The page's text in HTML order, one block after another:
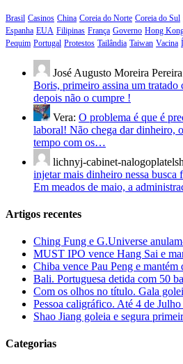
Brasil Casinos China Coreia do Norte Coreia do Sul
Espanha EUA Filipinas França Governo Hong
Pequim Portugal Protestos Tailândia Taiwan Vacina
José Augusto Moreira
Boris, primeiro assina um tratado
depois não o cumpre !
Vera: O problema é que é
laboral! Não chega dar dinheiro,
tempo com os…
lichnyj-cabinet-
injetar mais dinheiro nessa busca
Em meados de maio, a
Artigos recentes
Ching Fung e G.Universe
MUST IPO vence Hang Sai e
Chiba vence Pau Peng e mantém
Bali. Portuguesa detida com 50
Com os olhos no título. Gala
Pessoa caligráfico. Até 4 de
Shao Jiang goleia e segura
Categorias